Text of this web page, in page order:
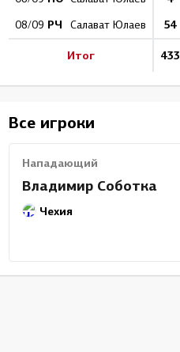
08/09 РЧ Салават Юлаев 54
Итог 433
Все игроки
Нападающий
Владимир Соботка
Чехия